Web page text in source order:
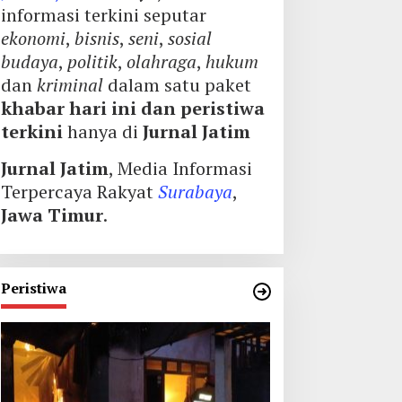
informasi terkini seputar
ekonomi, bisnis, seni, sosial
budaya, politik, olahraga, hukum
dankriminaldalam satu paket
khabar hari ini dan peristiwa
terkinihanya di Jurnal Jatim
Jurnal Jatim, Media Informasi
Terpercaya RakyatSurabaya,
Jawa Timur.
Peristiwa